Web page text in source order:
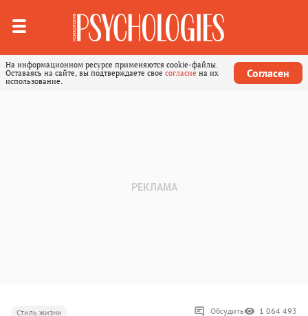
На информационном ресурсе применяются cookie-файлы.
Оставаясь на сайте, вы подтверждаете свое согласие на их
использование.
Согласен
Стиль жизни Обсудить 1 064 493